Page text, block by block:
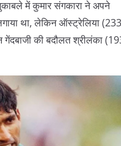
में कुमार संगकारा ने अपने
था, लेकिन ऑस्ट्रेलिया
की बदौलत श्रीलंका